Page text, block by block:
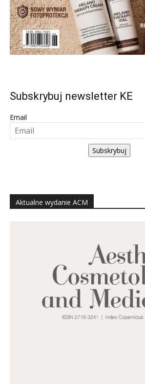
Subskrybuj newsletter KE
Email
Subskrybuj
Aktualne wydanie ACM